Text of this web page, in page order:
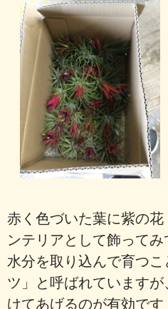
赤く色づいた葉に紫の
ンテリアとして飾って
水分を取り込んで育つ
ツ」と呼ばれています
けてあげるのが有効で